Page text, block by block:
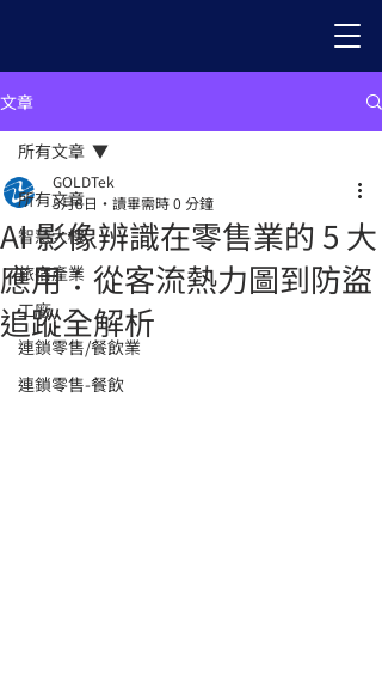
文章
所有文章
智慧大樓
旅宿產業
工廠
連鎖零售/餐飲業
連鎖零售-餐飲
所有文章
AI 影像辨識在零售業的 5 大
應用：從客流熱力圖到防盜
追蹤全解析
GOLDTek
5月8日
讀畢需時 0 分鐘